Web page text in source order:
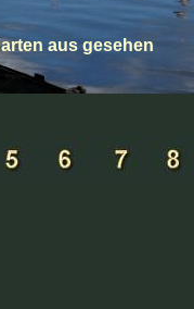
aus gesehen